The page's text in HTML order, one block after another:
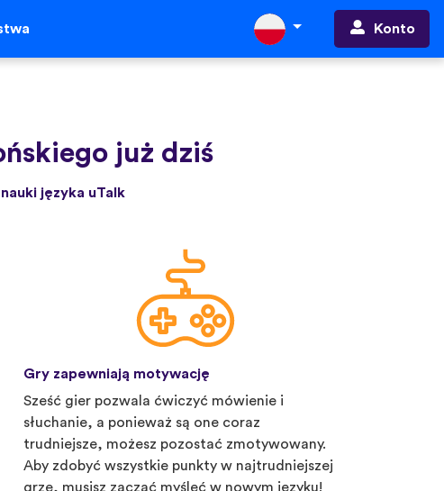
Konto
już dziś
języka uTalk
Gry zapewniają motywację
Sześć gier pozwala ćwiczyć mówienie i
słuchanie, a ponieważ są one coraz
trudniejsze, możesz pozostać zmotywowany.
Aby zdobyć wszystkie punkty w najtrudniejszej
grze, musisz zacząć myśleć w nowym języku!